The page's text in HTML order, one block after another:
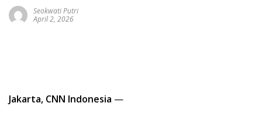
Seokwati Putri
April 2, 2026
Jakarta, CNN Indonesia —